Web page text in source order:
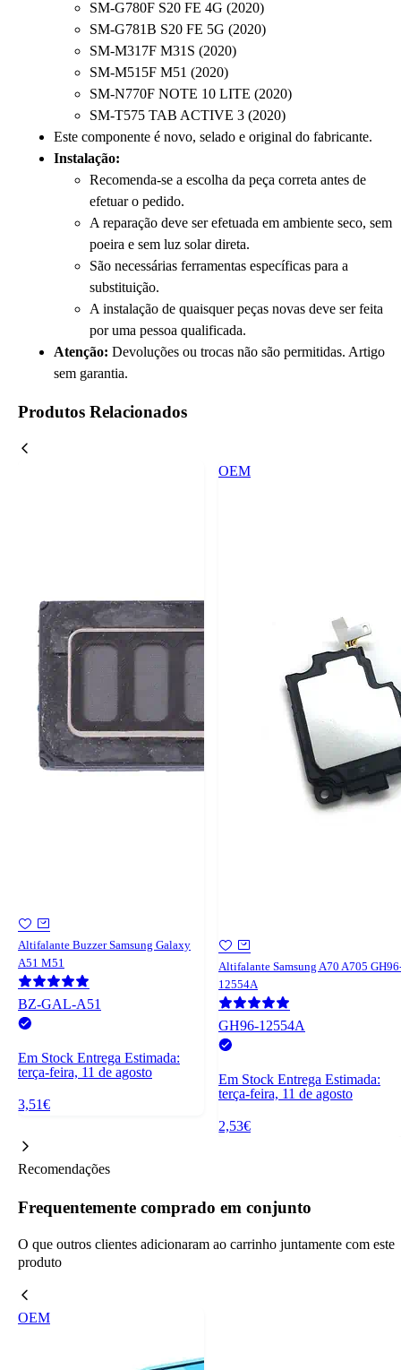
SM-G780F S20 FE 4G (2020)
SM-G781B S20 FE 5G (2020)
SM-M317F M31S (2020)
SM-M515F M51 (2020)
SM-N770F NOTE 10 LITE (2020)
SM-T575 TAB ACTIVE 3 (2020)
Este componente é novo, selado e original do fabricante.
Instalação:
Recomenda-se a escolha da peça correta antes de
efetuar o pedido.
A reparação deve ser efetuada em ambiente seco, sem
poeira e sem luz solar direta.
São necessárias ferramentas específicas para a
substituição.
A instalação de quaisquer peças novas deve ser feita
por uma pessoa qualificada.
Atenção: Devoluções ou trocas não são permitidas. Artigo
sem garantia.
Produtos Relacionados
Altifalante Buzzer Samsung Galaxy
A51 M51
BZ-GAL-A51
Em Stock Entrega Estimada:
terça-feira, 11 de agosto
3,51€
OEM
Altifalante Samsung A70 A705
12554A
GH96-12554A
Em Stock Entrega Estimada:
terça-feira, 11 de agosto
2,53€
Recomendações
Frequentemente comprado em conjunto
O que outros clientes adicionaram ao carrinho juntamente com este
produto
OEM